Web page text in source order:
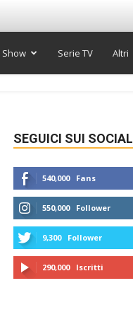
Show Serie TV Altri
SEGUICI SUI SOCIAL
540,000 Fans
550,000 Follower
9,300 Follower
290,000 Iscritti